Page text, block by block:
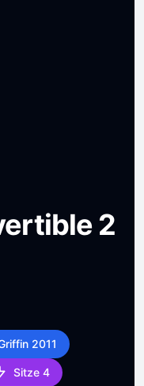
2
2011
Sitze 4